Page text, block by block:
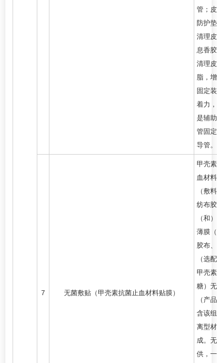
管；
防护
清理
息香
清理
脂，
固定
着力
是辅
管固
导管。
7 无菌敷贴（甲壳素抗菌止血材料贴膜）
甲壳
血材
（敷
纺布
（和
薄膜
胶布
（选
甲壳
糖）
（产
含该
离型
成。
供，